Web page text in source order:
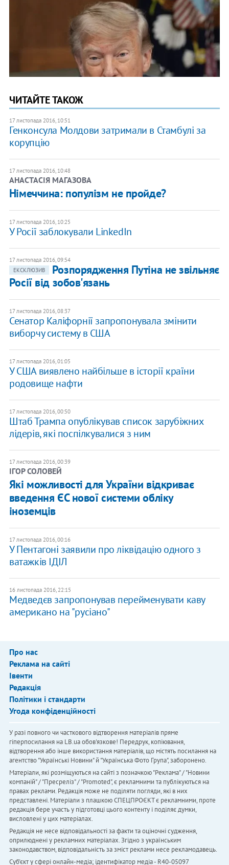
ЧИТАЙТЕ ТАКОЖ
17 листопада 2016, 10:51
Генконсула Молдови затримали в Стамбулі за
корупцію
17 листопада 2016, 10:48
​АНАСТАСІЯ МАГАЗОВА
Німеччина: популізм не пройде?
17 листопада 2016, 10:25
У Росії заблокували LinkedIn
17 листопада 2016, 09:54
ЕКСКЛЮЗИВ
Розпорядження Путіна не звільняє
Росії від зобов'язань
17 листопада 2016, 08:37
Сенатор Каліфорнії запропонувала змінити
виборчу систему в США
17 листопада 2016, 01:05
У США виявлено найбільше в історії країни
родовище нафти
17 листопада 2016, 00:50
Штаб Трампа опублікував список зарубіжних
лідерів, які поспілкувалися з ним
17 листопада 2016, 00:39
ІГОР СОЛОВЕЙ
Які можливості для України відкриває
введення ЄС нової системи обліку
іноземців
17 листопада 2016, 00:16
У Пентагоні заявили про ліквідацію одного з
ватажків ІДІЛ
16 листопада 2016, 22:15
Медведєв запропонував перейменувати каву
американо на "русіано"
Про нас
Реклама на сайті
Івенти
Редакція
Політики і стандарти
Угода конфіденційності
У разі повного чи часткового відтворення матеріалів пряме
гіперпосилання на LB.ua обов'язкове! Передрук, копіювання,
відтворення або інше використання матеріалів, що містять посилання на
агентство "Українськi Новини" й "Українська Фото Група", заборонено.
Матеріали, які розміщуються на сайті з позначкою "Реклама" / "Новини
компаній" / "Пресреліз" / "Promoted", є рекламними та публікуються на
правах реклами. Редакція може не поділяти погляди, які в них
представлені. Матеріали з плашкою СПЕЦПРОЄКТ є рекламними, проте
редакція бере участь у підготовці цього контенту і поділяє думки,
висловлені у цих матеріалах.
Редакція не несе відповідальності за факти та оціночні судження,
оприлюднені у рекламних матеріалах. Згідно з українським
законодавством, відповідальність за зміст реклами несе рекламодавець.
Cуб'єкт у сфері онлайн-медіа; ідентифікатор медіа - R40-05097